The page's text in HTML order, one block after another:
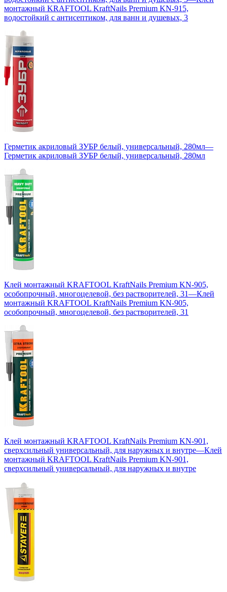
монтажный KRAFTOOL KraftNails Premium KN-915,
водостойкий с антисептиком, для ванн и душевых, 3
Герметик акриловый ЗУБР белый, универсальный, 280мл—
Герметик акриловый ЗУБР белый, универсальный, 280мл
Клей монтажный KRAFTOOL KraftNails Premium KN-905,
особопрочный, многоцелевой, без растворителей, 31—Клей
монтажный KRAFTOOL KraftNails Premium KN-905,
особопрочный, многоцелевой, без растворителей, 31
Клей монтажный KRAFTOOL KraftNails Premium KN-901,
сверхсильный универсальный, для наружных и внутре—Клей
монтажный KRAFTOOL KraftNails Premium KN-901,
сверхсильный универсальный, для наружных и внутре